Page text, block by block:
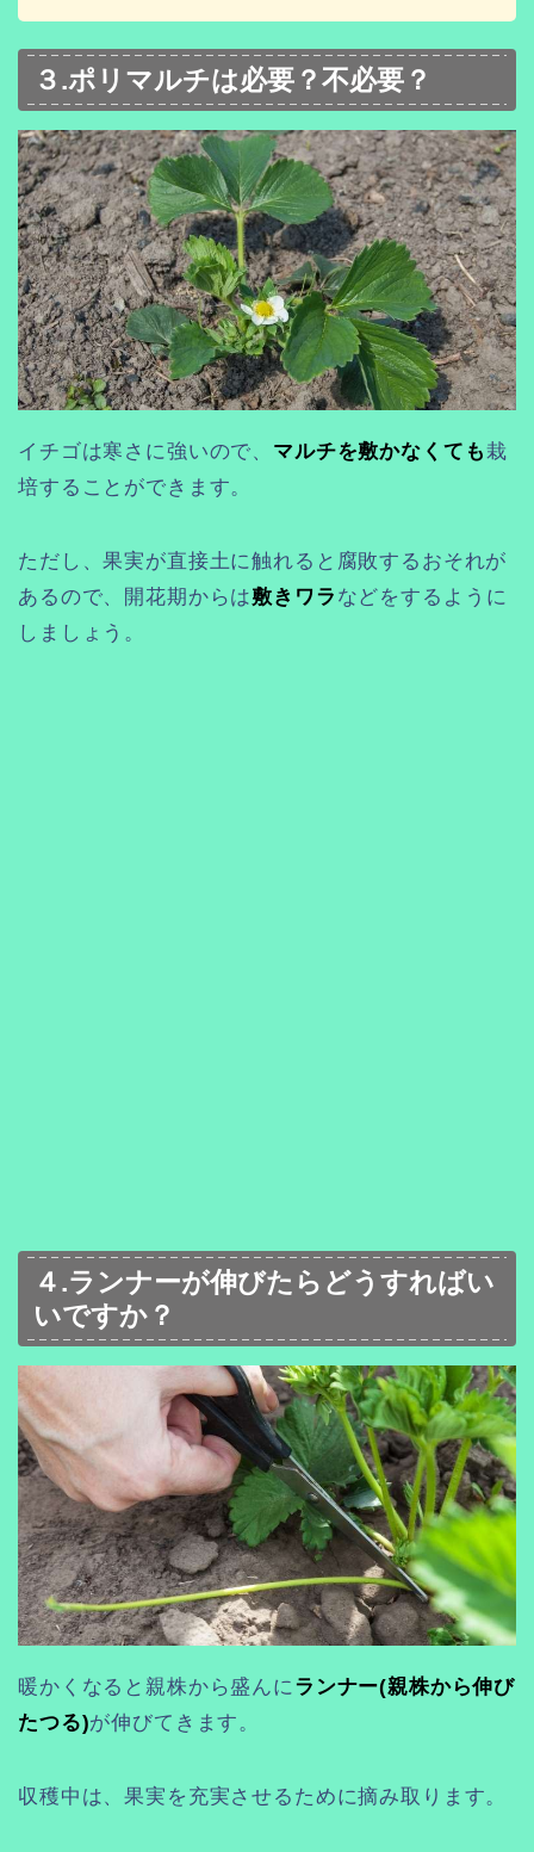
３.ポリマルチは必要？不必要？
イチゴは寒さに強いので、 マルチを敷かなくても栽
培することができます。
ただし、果実が直接土に触れると腐敗するおそれが
あるので、開花期からは敷きワラ などをするように
しましょう。
４.ランナーが伸びたらどうすればい
いですか？
暖かくなると親株から盛んにランナー(親株から伸び
たつる)が伸びてきます。
収穫中は、果実を充実させるために摘み取ります。